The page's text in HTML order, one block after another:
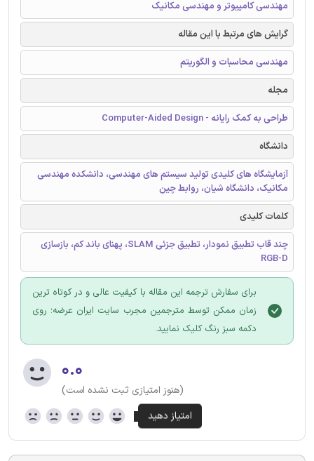
مهندسی کامپیوتر و مهندسی مکانیک
گرایش های مرتبط با این مقاله
مهندسی محاسبات و الگوریتم
مجله
طراحی به کمک رایانه - Computer-Aided Design
دانشگاه
آزمایشگاه های کلیدی تولید سیستم های مهندسی، دانشکده مهندسی
مکانیک، دانشگاه شیان، روابط چین
کلمات کلیدی
چند قاب تطبیق نمودار، تطبیق جزئی SLAM، پهنای باند کم، بازسازی
RGB-D
برای سفارش ترجمه این مقاله با کیفیت عالی و در کوتاه ترین
زمان ممکن توسط مترجمین مجرب سایت ایران عرضه؛ روی
دکمه سبز رنگ کلیک نمایید.
۰.۰
(هنوز امتیازی ثبت نشده است)